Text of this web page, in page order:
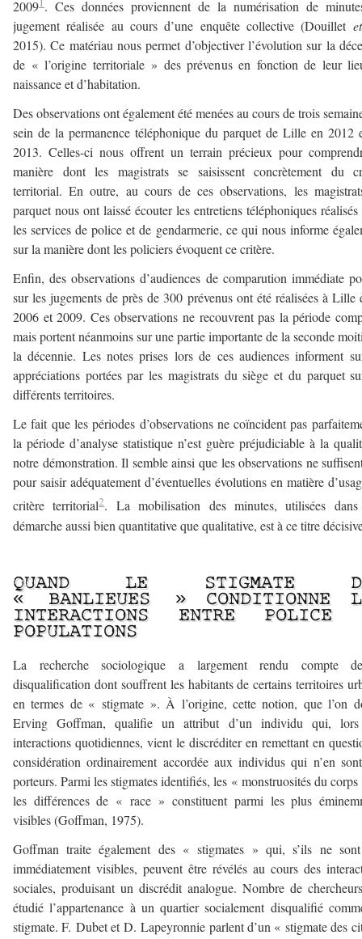
2009 . Ces données proviennent de la numérisation de
jugement réalisée au cours d’une enquête collective (Douillet
2015). Ce matériau nous permet d’objectiver l’évolution sur la
de « l’origine territoriale » des prévenus en fonction de leur
naissance et d’habitation.
Des observations ont également été menées au cours de trois
sein de la permanence téléphonique du parquet de Lille en 2012
2013. Celles-ci nous offrent un terrain précieux pour
manière dont les magistrats se saisissent concrètement du
territorial. En outre, au cours de ces observations, les
parquet nous ont laissé écouter les entretiens téléphoniques réalisés
les services de police et de gendarmerie, ce qui nous informe
sur la manière dont les policiers évoquent ce critère.
Enfin, des observations d’audiences de comparution immédiate
sur les jugements de près de 300 prévenus ont été réalisées à Lille
2006 et 2009. Ces observations ne recouvrent pas la période
mais portent néanmoins sur une partie importante de la seconde
la décennie. Les notes prises lors de ces audiences informent
appréciations portées par les magistrats du siège et du parquet
différents territoires.
Le fait que les périodes d’observations ne coïncident pas
la période d’analyse statistique n’est guère préjudiciable à la
notre démonstration. Il semble ainsi que les observations ne
pour saisir adéquatement d’éventuelles évolutions en matière
critère territorial2. La mobilisation des minutes, utilisées
démarche aussi bien quantitative que qualitative, est à ce titre
QUAND LE STIGMATE
« BANLIEUES » CONDITIONNE
INTERACTIONS ENTRE POLICE
POPULATIONS
La recherche sociologique a largement rendu compte
disqualification dont souffrent les habitants de certains territoires
en termes de « stigmate ». À l’origine, cette notion, que l’on
Erving Goffman, qualifie un attribut d’un individu qui,
interactions quotidiennes, vient le discréditer en remettant en
considération ordinairement accordée aux individus qui n’en
porteurs. Parmi les stigmates identifiés, les « monstruosités du
les différences de « race » constituent parmi les plus
visibles (Goffman, 1975).
Goffman traite également des « stigmates » qui, s’ils ne
immédiatement visibles, peuvent être révélés au cours des
sociales, produisant un discrédit analogue. Nombre de
étudié l’appartenance à un quartier socialement disqualifié
stigmate. F. Dubet et D. Lapeyronnie parlent d’un « stigmate des